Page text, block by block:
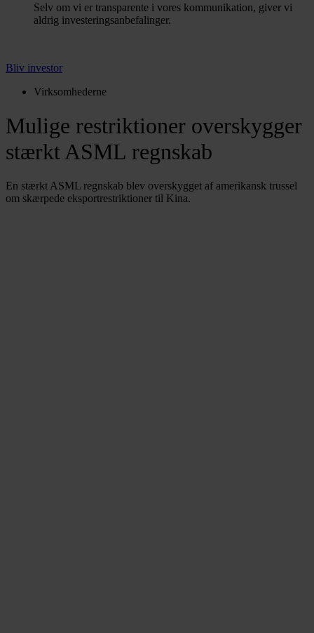
Selv om vi er transparente i vores kommunikation, giver vi
aldrig investeringsanbefalinger.
Bliv investor
Virksomhederne
Mulige restriktioner overskygger
stærkt ASML regnskab
En stærkt ASML regnskab blev overskygget af amerikansk trussel
om skærpede eksportrestriktioner til Kina.